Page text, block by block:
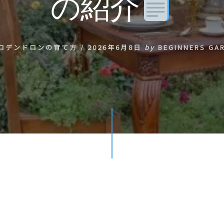
デンドロンの育て方/ 2026年6月8日 by BEGINNERS